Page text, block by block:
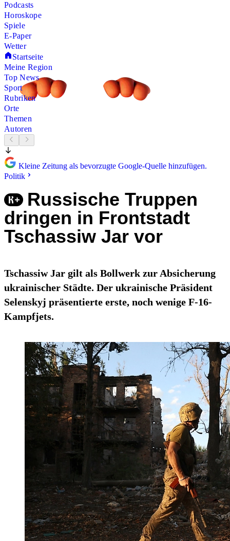
Podcasts
Horoskope
Spiele
E-Paper
Wetter
Startseite
Meine Region
Top News
Sport
Rubriken
Orte
Themen
Autoren
Kleine Zeitung als bevorzugte Google-Quelle hinzufügen.
Politik
Russische Truppen
dringen in Frontstadt
Tschassiw Jar vor
Tschassiw Jar gilt als Bollwerk zur Absicherung
ukrainischer Städte. Der ukrainische Präsident
Selenskyj präsentierte erste, noch wenige F-16-
Kampfjets.